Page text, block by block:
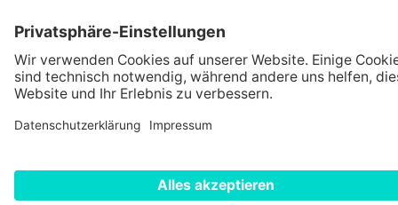
©2026Viona. Alle Rechte vorbehalten